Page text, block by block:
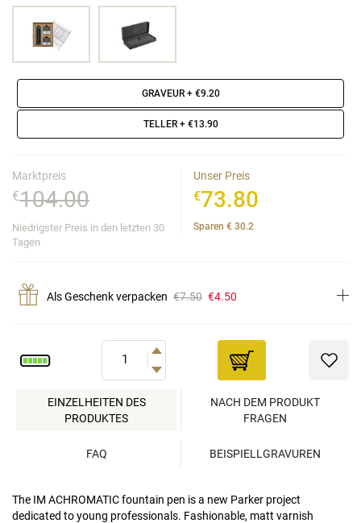
GRAVEUR+ €9.20
TELLER+ €13.90
Marktpreis
€104.00
Niedrigster Preis in den letzten 30
Tagen
Unser Preis
€73.80
Sparen € 30.2
Als Geschenk verpacken €7.50 €4.50
EINZELHEITEN DES
PRODUKTES
NACH DEM PRODUKT
FRAGEN
FAQ BEISPIELLGRAVUREN
The IM ACHROMATIC fountain pen is a new Parker project
dedicated to young professionals. Fashionable, matt varnish